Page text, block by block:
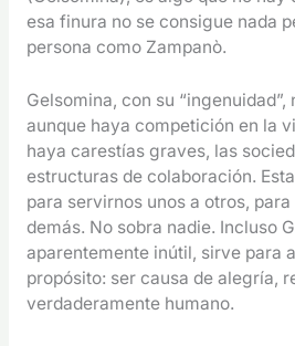
esa finura no se consigue nada
persona como Zampanò.
Gelsomina, con su
aunque haya competición en la
haya carestías graves, las
estructuras de colaboración.
para servirnos unos a otros,
demás. No sobra nadie. Incluso
aparentemente inútil, sirve para
propósito: ser causa de alegría,
verdaderamente humano.